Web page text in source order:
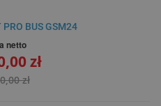
BUS GSM24
netto
zł
zł